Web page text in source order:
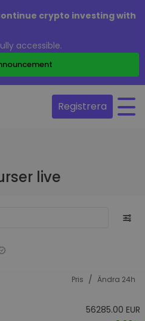
crypto investing with
accessible.
Registrera
live
Pris / Ändra 24h
56285.00 EUR